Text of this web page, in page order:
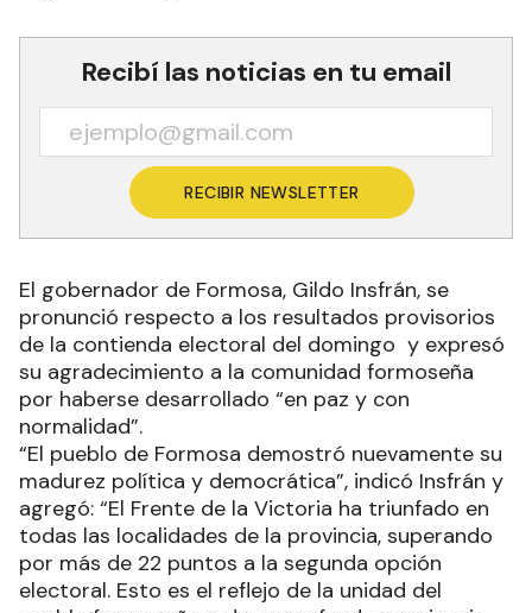
Recibí las noticias en tu email
RECIBIR NEWSLETTER
El gobernador de Formosa, Gildo Insfrán, se
pronunció respecto a los resultados provisorios
de la contienda electoral del domingo y expresó
su agradecimiento a la comunidad formoseña
por haberse desarrollado “en paz y con
normalidad”.
“El pueblo de Formosa demostró nuevamente su
madurez política y democrática”, indicó Insfrán y
agregó: “El Frente de la Victoria ha triunfado en
todas las localidades de la provincia, superando
por más de 22 puntos a la segunda opción
electoral. Esto es el reflejo de la unidad del